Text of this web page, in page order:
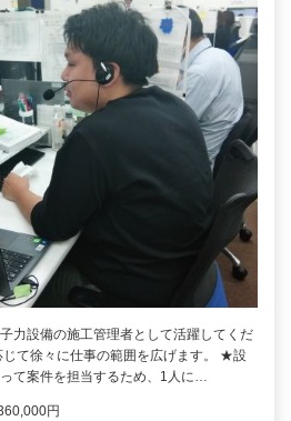
力設備の施工管理者として活躍してくだ
て徐々に仕事の範囲を広げます。 ★設
て案件を担当するため、1人に…
円